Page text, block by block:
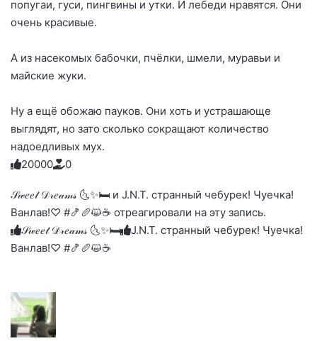
попугаи, гуси, пингвины и утки. И лебеди нравятся. Они
очень красивые.
А из насекомых бабочки, пчёлки, шмели, муравьи и
майские жуки.
Ну а ещё обожаю пауков. Они хоть и устрашающе
выглядят, но зато сколько сокращают количество
надоедливых мух.
Голосуйте
вверх.
2
Нажмите
реакцию:
0
Нажмите
реакцию:
до
слез
0
Нажмите
реакцию:
0
Нажмите
реакцию:
0
Нажмите
благодарю
0
𝒮𝓌𝑒𝑒𝓉 𝒟𝓇𝑒𝒶𝓂𝓈 🌜✨🛏️ и J.N.T. странный чебурек! Чуечка!
Ванлав!♡ #🍤🥖😺☕ отреагировали на эту запись.
𝒮𝓌𝑒𝑒𝓉 𝒟𝓇𝑒𝒶𝓂𝓈 🌜✨🛏️
J.N.T. странный чебурек! Чуечка!
Ванлав!♡ #🍤🥖😺☕